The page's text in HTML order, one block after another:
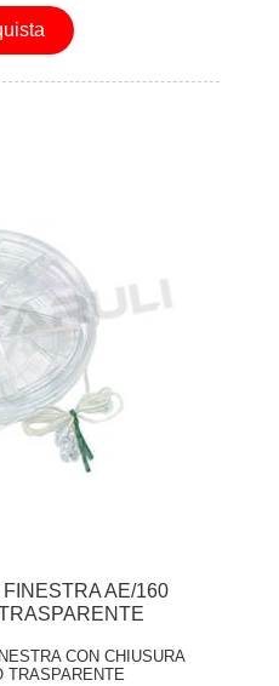
AE/160
CON CHIUSURA
TRASPARENTE